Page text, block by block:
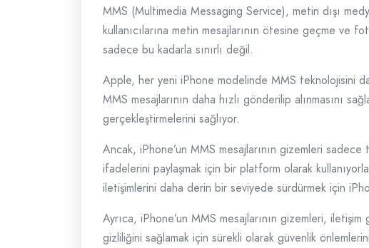
MMS (Multimedia Messaging Service), metin dışı
kullanıcılarına metin mesajlarının ötesine geçme ve
sadece bu kadarla sınırlı değil.
Apple, her yeni iPhone modelinde MMS teknolojisini
MMS mesajlarının daha hızlı gönderilip alınmasını
gerçekleştirmelerini sağlıyor.
Ancak, iPhone’un MMS mesajlarının gizemleri
ifadelerini paylaşmak için bir platform olarak
iletişimlerini daha derin bir seviyede sürdürmek için
Ayrıca, iPhone’un MMS mesajlarının gizemleri,
gizliliğini sağlamak için sürekli olarak güvenlik